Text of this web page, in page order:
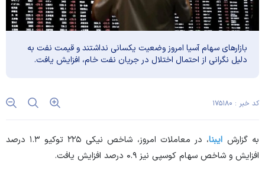
بازارهای سهام آسیا امروز وضعیت یکسانی نداشتند و قیمت نفت به
دلیل نگرانی از احتمال اختلال در جریان نفت خام، افزایش یافت.
کد خبر : ۱۷۵۱۸۰
به گزارش ایبنا
، در معاملات امروز، شاخص نیکی ۲۲۵ توکیو ۱.۳ درصد
افزایش و شاخص سهام کوسپی نیز ۰.۹ درصد افزایش یافت.